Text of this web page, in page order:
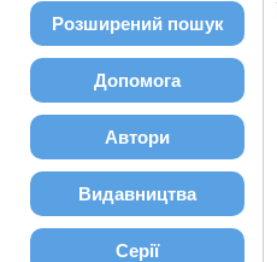
Розширений пошук
Допомога
Автори
Видавництва
Серії